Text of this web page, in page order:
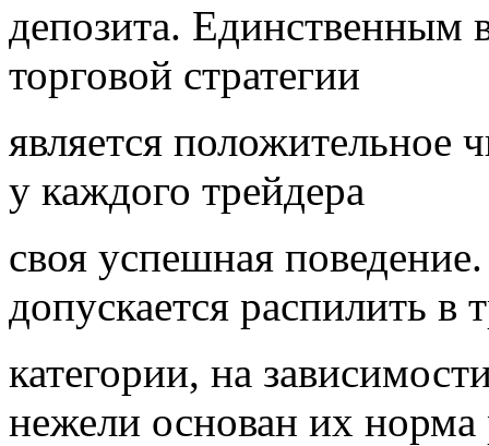
депозита.
торговой стратегии
является положительное
у каждого трейдера
своя успешная
допускается распилить в
категории, на
нежели основан их норма